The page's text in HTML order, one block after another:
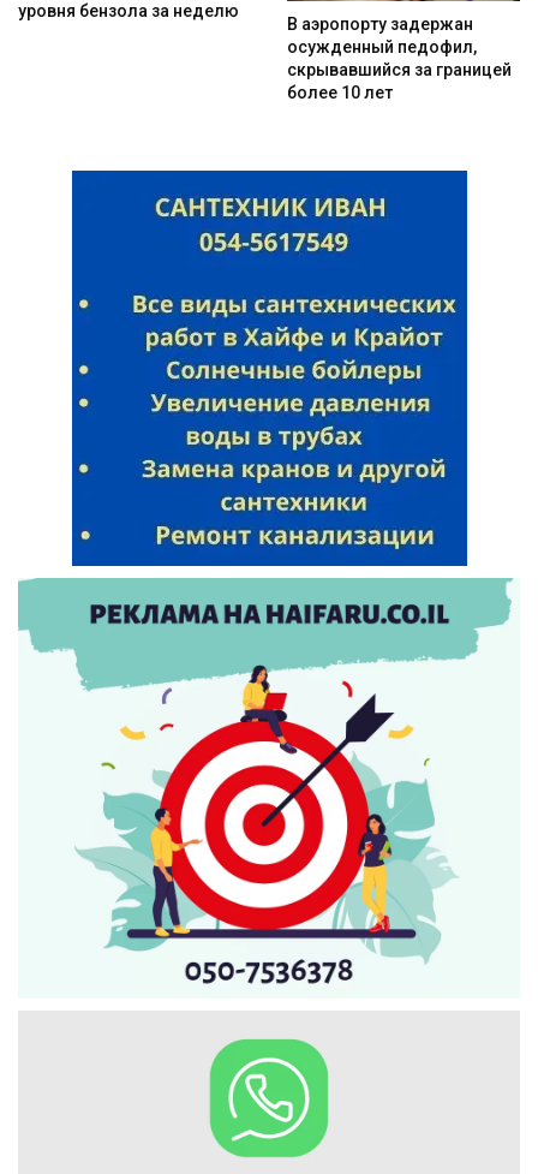
уровня бензола за неделю
В аэропорту задержан
осужденный педофил,
скрывавшийся за границей
более 10 лет